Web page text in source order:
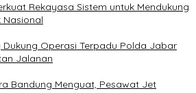
Rekayasa Sistem untuk Mendukung
Nasional
Dukung Operasi Terpadu Polda Jabar
Jalanan
Bandung Menguat, Pesawat Jet